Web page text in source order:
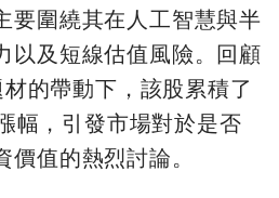
要圍繞其在人工智慧與半
以及短線估值風險。回顧
的帶動下，該股累積了
幅，引發市場對於是否
值的熱烈討論。